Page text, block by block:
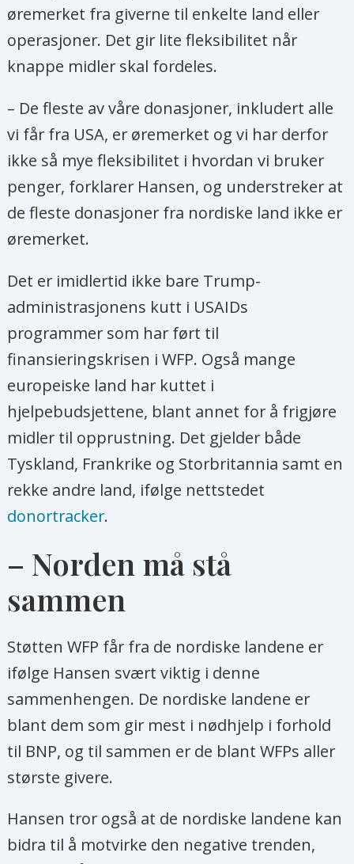
øremerket fra giverne til enkelte land eller
operasjoner. Det gir lite fleksibilitet når
knappe midler skal fordeles.
– De fleste av våre donasjoner, inkludert alle
vi får fra USA, er øremerket og vi har derfor
ikke så mye fleksibilitet i hvordan vi bruker
penger, forklarer Hansen, og understreker at
de fleste donasjoner fra nordiske land ikke er
øremerket.
Det er imidlertid ikke bare Trump-
administrasjonens kutt i USAIDs
programmer som har ført til
finansieringskrisen i WFP. Også mange
europeiske land har kuttet i
hjelpebudsjettene, blant annet for å frigjøre
midler til opprustning. Det gjelder både
Tyskland, Frankrike og Storbritannia samt en
rekke andre land, ifølge nettstedet
donortracker.
– Norden må stå
sammen
Støtten WFP får fra de nordiske landene er
ifølge Hansen svært viktig i denne
sammenhengen. De nordiske landene er
blant dem som gir mest i nødhjelp i forhold
til BNP, og til sammen er de blant WFPs aller
største givere.
Hansen tror også at de nordiske landene kan
bidra til å motvirke den negative trenden,